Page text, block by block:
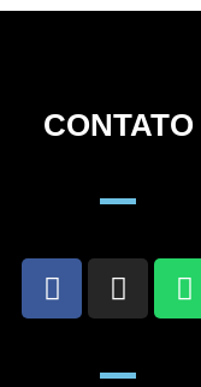
CONTATO